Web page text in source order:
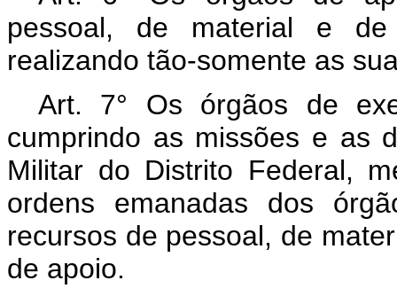
pessoal, de material e
realizando tão-somente as
Art. 7° Os órgãos de
cumprindo as missões e as
Militar do Distrito Federal,
ordens emanadas dos
recursos de pessoal, de
de apoio.